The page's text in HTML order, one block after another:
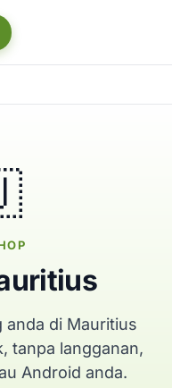
di Mauritius
tanpa langganan,
Android anda.